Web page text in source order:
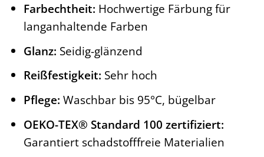
Farbechtheit: Hochwertige Färbung für
langanhaltende Farben
Glanz: Seidig-glänzend
Reißfestigkeit: Sehr hoch
Pflege: Waschbar bis 95°C, bügelbar
OEKO-TEX® Standard 100 zertifiziert:
Garantiert schadstofffreie Materialien